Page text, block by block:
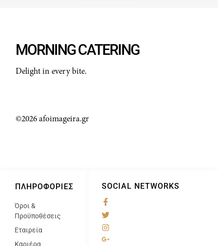
SOCIAL NETWORKS
ΠΛΗΡΟΦΟΡΊΕΣ
Όροι &
Προϋποθέσεις
Εταιρεία
Καριέρα
MORNING CATERING
Delight in every bite.
©2026 afoimageira.gr